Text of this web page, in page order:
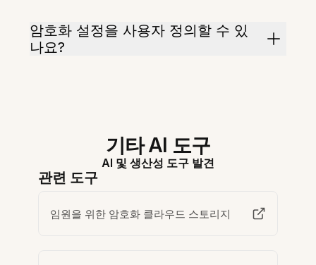
암호화 설정을 사용자 정의할 수 있
나요?
기타 AI 도구
AI 및 생산성 도구 발견
관련 도구
임원을 위한 암호화 클라우드 스토리지